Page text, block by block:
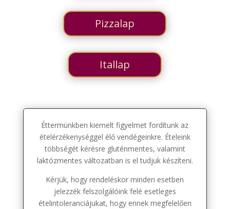
Pizzalap
Itallap
Éttermünkben kiemelt figyelmet fordítunk az
ételérzékenységgel élő vendégeinkre. Ételeink
többségét kérésre gluténmentes, valamint
laktózmentes változatban is el tudjuk készíteni.
Kérjük, hogy rendeléskor minden esetben
jelezzék felszolgálóink felé esetleges
ételintoleranciájukat, hogy ennek megfelelően